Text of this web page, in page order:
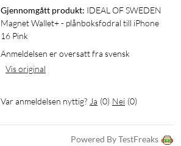
Gjennomgått produkt: IDEAL OF SWEDEN
Magnet Wallet+ - plånboksfodral till iPhone
16 Pink
Anmeldelsen er oversatt fra svensk
Vis original
Var anmeldelsen nyttig? Ja (0) Nei (0)
Powered By TestFreaks